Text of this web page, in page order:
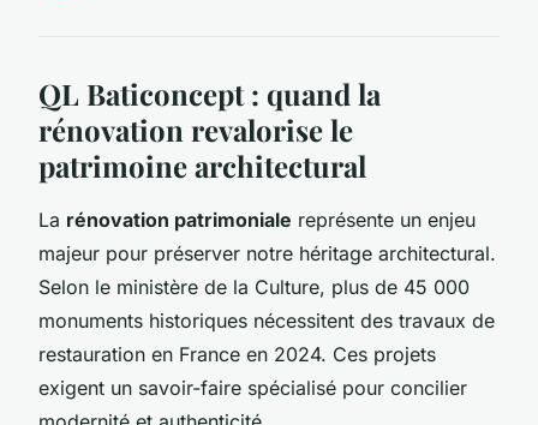
QL Baticoncept : quand la
rénovation revalorise le
patrimoine architectural
La rénovation patrimoniale représente un enjeu
majeur pour préserver notre héritage architectural.
Selon le ministère de la Culture, plus de 45 000
monuments historiques nécessitent des travaux de
restauration en France en 2024. Ces projets
exigent un savoir-faire spécialisé pour concilier